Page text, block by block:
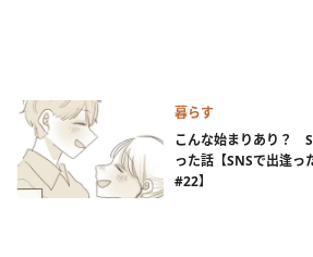
暮らす
こんな始まりあり？
った話【SNSで出逢っ
#22】